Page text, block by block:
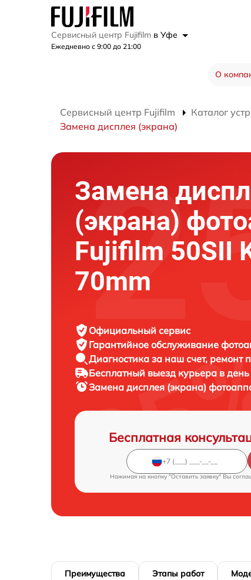
Сервисный центр Fujifilm в Уфе
Ежедневно с 9:00 до 21:00
О
Сервисный центр Fujifilm Каталог
Замена дисплея (экрана)
Замена
(экрана)
Fujifilm 50SII
70mm
Официальный сервис
Гарантийное обслуживание
Диагностика за наш счет, ремонт
Бесплатный выезд курьера в
Замена дисплея (экрана)
Бесплатная
Нажимая на кнопку "Оставить заявку" Вы
Преимущества Этапы работ